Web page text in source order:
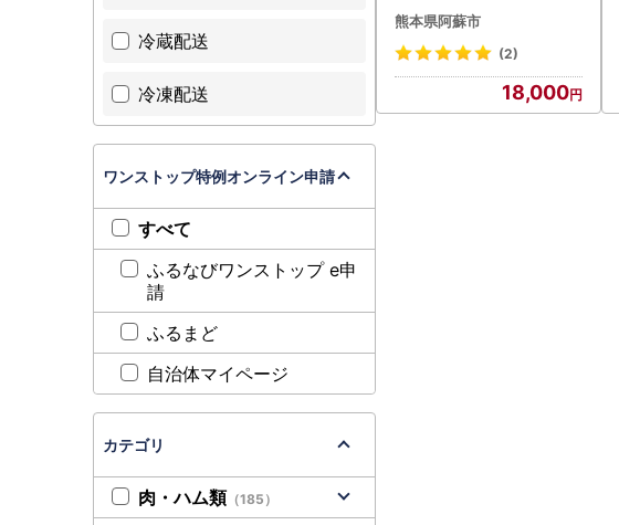
ボセット】加工品 5点 セッ
ト プレスハム320g×1個 A
SOMILK800ml×1本 ベー
コンブロック260g～290
ｇ×1個 ひばり工房 ミルク
阿部牧場 牛乳 飲むヨーグ
熊本県阿蘇市
(2)
18,000
冷蔵配送
冷凍配送
ワンストップ特例オンライン申請
すべて
ふるなびワンストップ e申
請
ふるまど
自治体マイページ
カテゴリ
肉・ハム類 （185）